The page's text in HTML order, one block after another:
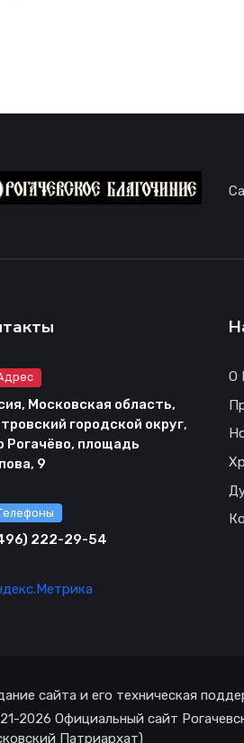
Московская область,
городской округ,
Рогачёво, площадь
9
222-29-54
О
сайта и его техническая
2026 Официальный сайт
Патриархат)